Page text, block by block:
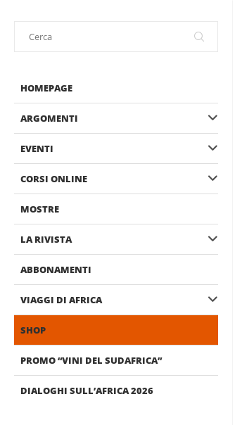
HOMEPAGE
ARGOMENTI
EVENTI
CORSI ONLINE
MOSTRE
LA RIVISTA
ABBONAMENTI
VIAGGI DI AFRICA
SHOP
PROMO “VINI DEL SUDAFRICA”
DIALOGHI SULL’AFRICA 2026